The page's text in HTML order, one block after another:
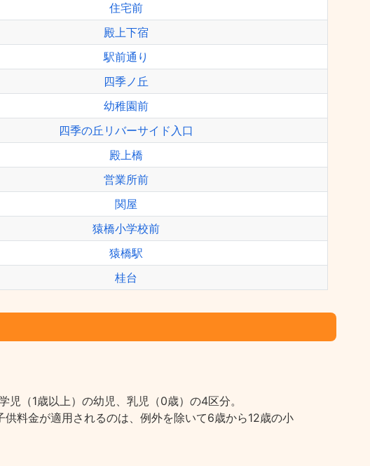
住宅前
殿上下宿
駅前通り
四季ノ丘
幼稚園前
四季の丘リバーサイド入口
殿上橋
営業所前
関屋
猿橋小学校前
猿橋駅
桂台
（1歳以上）の幼児、乳児（0歳）の4区分。
料金が適用されるのは、例外を除いて6歳から12歳の小